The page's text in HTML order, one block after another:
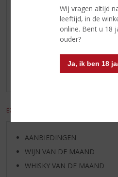
Wij vragen altijd
leeftijd, in de
online. Bent u 18
ouder?
Ja, ik ben 18
Reviews
Schrijf een review
EXCL. BTW
AANBIEDINGEN
WIJN VAN DE MAAND
WHISKY VAN DE MAAND